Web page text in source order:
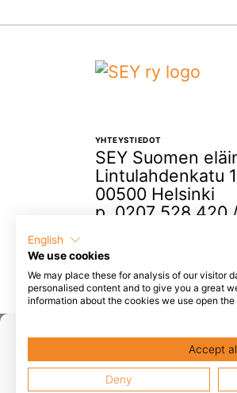
YHTEYSTIEDOT
SEY Suomen
Lintulahdenkatu
00500 Helsinki
p. 0207 528 420 /
Popup otsikko,
Tähän tulee popupin
English
We use cookies
We may place these for analysis of our visitor
personalised content and to give you a great
information about the cookies we use open the
Accept
Deny